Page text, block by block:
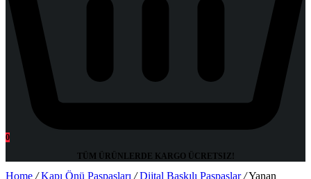
0
TÜM ÜRÜNLERDE KARGO ÜCRETSIZ!
Home / Kapı Önü Paspasları / Dijtal Baskılı Paspaslar /Yanan